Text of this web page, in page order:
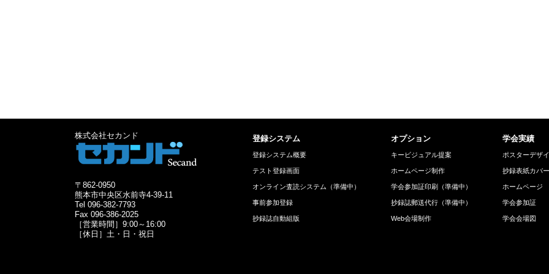
株式会社セカンド
〒862-0950
熊本市中央区水前寺4-39-11
Tel 096-382-7793
Fax 096-386-2025
［営業時間］9:00～16:00
［休日］土・日・祝日
登録システム
登録システム概要
テスト登録画面
オンライン査読システム（準備中）
事前参加登録
抄録誌自動組版
オプション
キービジュアル提案
ホームページ制作
学会参加証印刷（準備中）
抄録誌郵送代行（準備中）
Web会場制作
学会実績
ポスターデザ
抄録表紙カバー
ホームページ
学会参加証
学会会場図